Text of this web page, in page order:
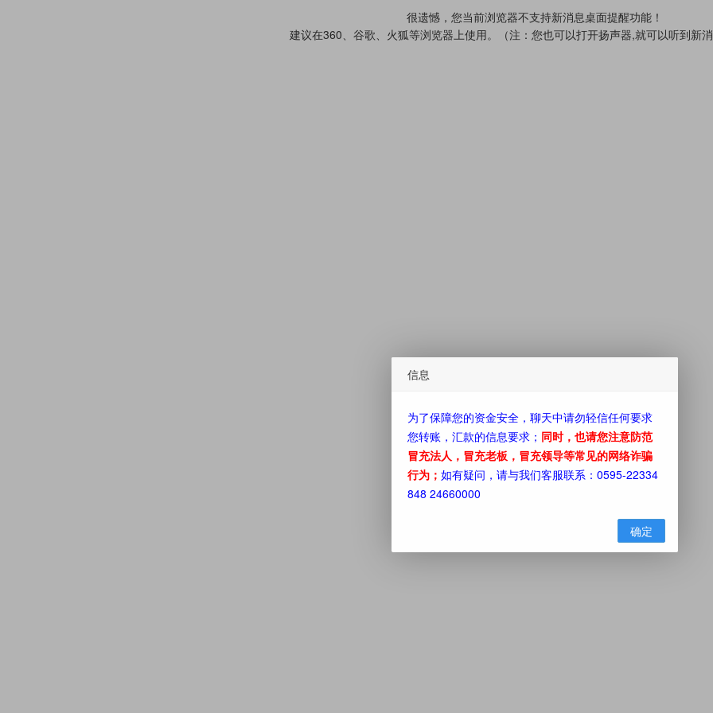
很遗憾，您当前浏览器不支持新消息桌面提醒功能！
建议在360、谷歌、火狐等浏览器上使用。（注：您也可以打开扬声器,就可以听到新消
信息
为了保障您的资金安全，聊天中请勿轻信任何要求
您转账，汇款的信息要求； 同时，也请您注意防范
冒充法人，冒充老板，冒充领导等常见的网络诈骗
行为； 如有疑问，请与我们客服联系：0595-22334
848 24660000
确定